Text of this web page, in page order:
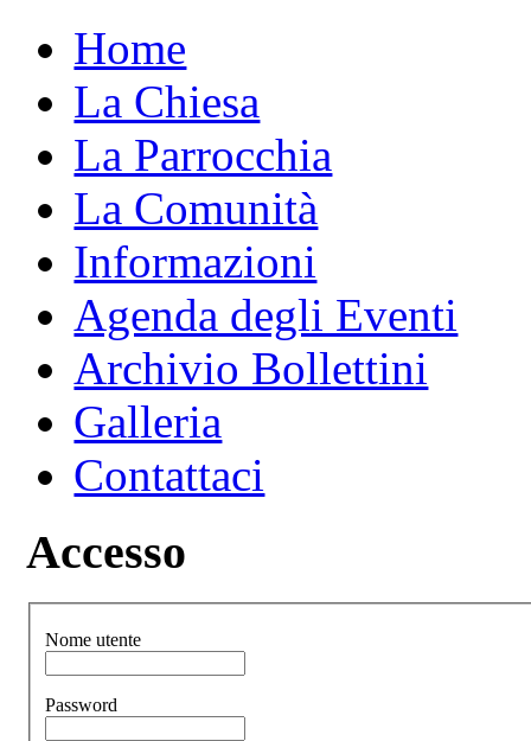
Home
La Chiesa
La Parrocchia
La Comunità
Informazioni
Agenda degli Eventi
Archivio Bollettini
Galleria
Contattaci
Accesso
Nome utente
Password